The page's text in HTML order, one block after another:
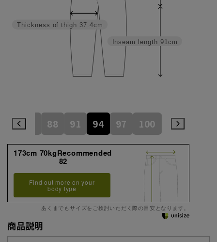
Inseam length 91cm
Thickness of thigh 37.4cm
85 88 91 94 97 100 105
173cm 70kgRecommended
82
Find out more on your
body type
あくまでもサイズをご検討いただく際の目安となります。
商品説明